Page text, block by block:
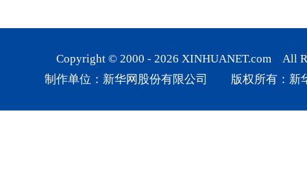
Copyright © 2000 - 2026 XINHUANET.com All
制作单位：新华网股份有限公司 版权所有：新